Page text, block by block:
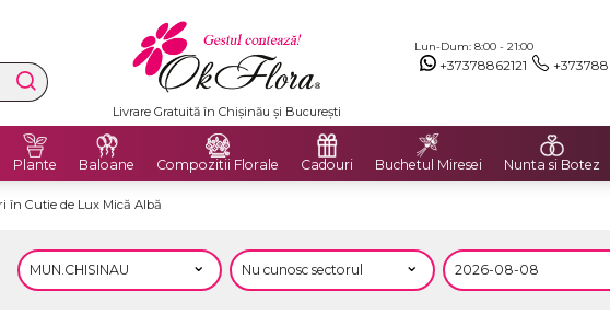
Lun-Dum: 8:00 - 21:00
+37378862121
Livrare Gratuită în Chișinău și București
Plante Baloane Compozitii Florale Cadouri Buchetul Miresei Nunta si Botez
Cutie de Lux Mică Albă